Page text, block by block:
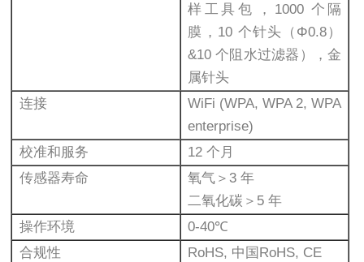
样工具包，1000 个隔
膜，10 个针头（Φ0.8）
&10 个阻水过滤器），金
属针头
连接
WiFi (WPA, WPA 2, WPA
enterprise)
校准和服务
12 个月
传感器寿命
氧气＞3 年
二氧化碳＞5 年
操作环境
0-40℃
合规性
RoHS, 中国RoHS, CE